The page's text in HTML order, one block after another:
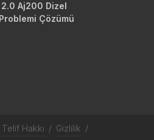
Aj200 Dizel
Çözümü
Telif Hakkı / Gizlilik /